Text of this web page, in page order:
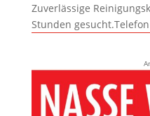
Zuverlässige
Stunden